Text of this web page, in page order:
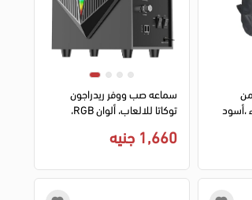
،أسود
سماعه صب ووفر ريدراجون
توكاتا للالعاب، ألوان RGB،
GS700
1,660 جنيه